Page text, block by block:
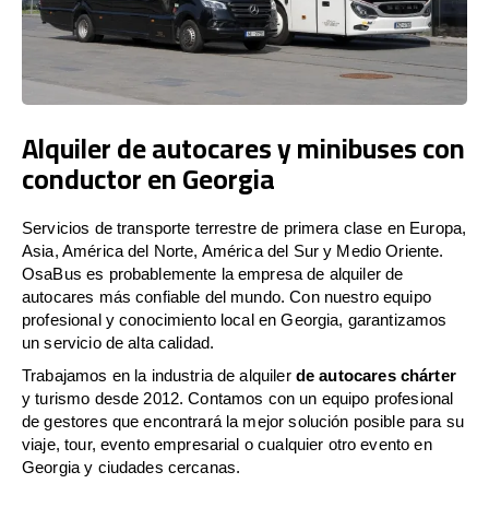
Alquiler de autocares y minibuses con
conductor en Georgia
Servicios de transporte terrestre de primera clase en Europa,
Asia, América del Norte, América del Sur y Medio Oriente.
OsaBus es probablemente la empresa de alquiler de
autocares más confiable del mundo. Con nuestro equipo
profesional y conocimiento local en Georgia, garantizamos
un servicio de alta calidad.
Trabajamos en la industria de alquiler de autocares chárter
y turismo desde 2012. Contamos con un equipo profesional
de gestores que encontrará la mejor solución posible para su
viaje, tour, evento empresarial o cualquier otro evento en
Georgia y ciudades cercanas.